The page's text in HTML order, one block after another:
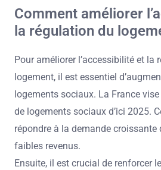
Comment améliorer
la régulation du
Pour améliorer l’accessibilité et la
logement, il est essentiel
logements sociaux. La France
de logements sociaux d’ici 2025.
répondre à la demande croissante
faibles revenus.
Ensuite, il est crucial de renforcer